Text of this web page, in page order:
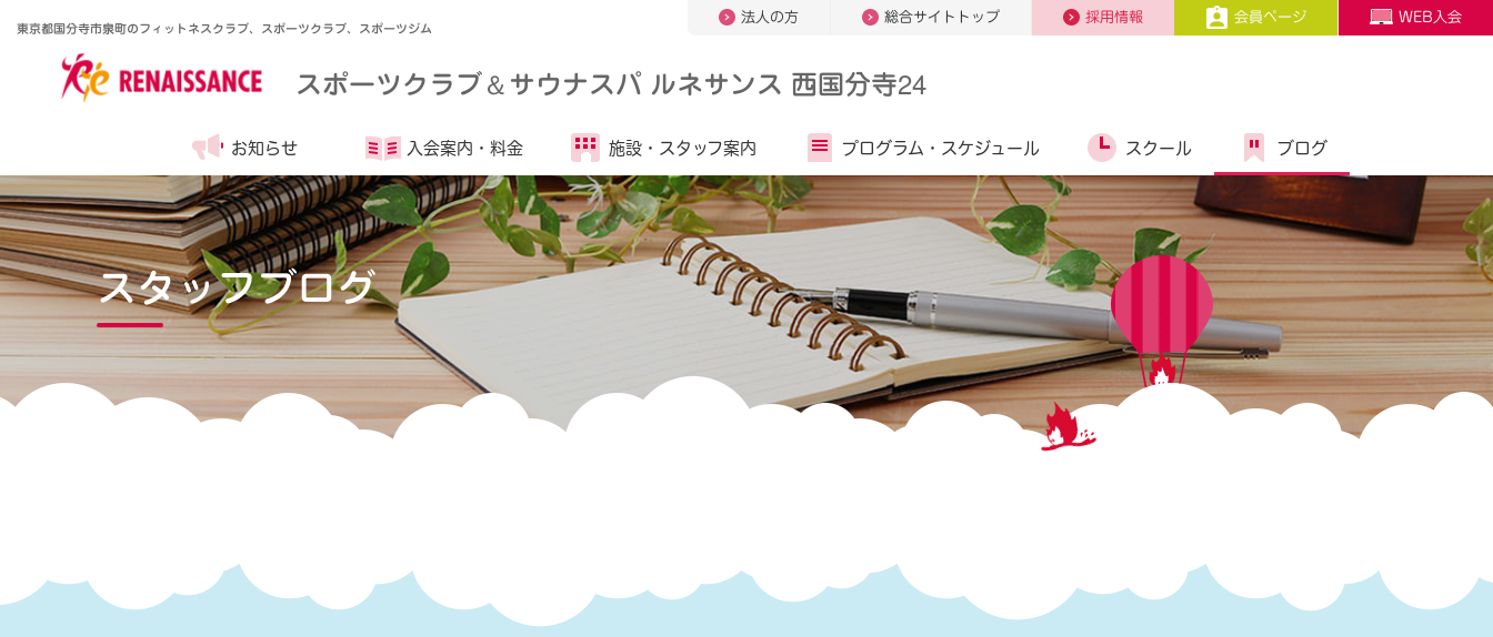
東京都国分寺市泉町のフィットネスクラブ、スポーツクラブ、スポーツジム
法人の方 総合サイトトップ 採用情報 会員ページ WEB入会
スポーツクラブ＆サウナスパ ルネサンス 西国分寺24
お知らせ 入会案内・ 料金 施設・ スタッフ案内 プログラム・ スケジュール スクール ブログ
スタッフブログ